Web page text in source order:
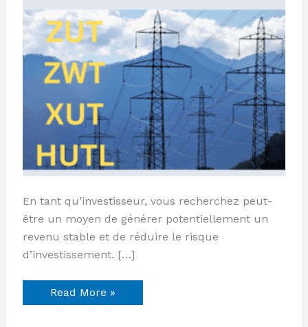
En tant qu’investisseur, vous recherchez peut-
être un moyen de générer potentiellement un
revenu stable et de réduire le risque
d’investissement. […]
Read More »